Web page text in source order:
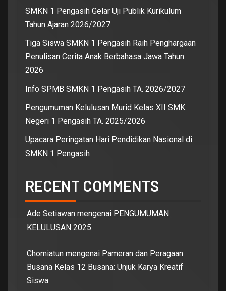
SMKN 1 Pengasih Gelar Uji Publik Kurikulum
Tahun Ajaran 2026/2027
Tiga Siswa SMKN 1 Pengasih Raih Penghargaan
Penulisan Cerita Anak Berbahasa Jawa Tahun
2026
Info SPMB SMKN 1 Pengasih TA. 2026/2027
Pengumuman Kelulusan Murid Kelas XII SMK
Negeri 1 Pengasih TA. 2025/2026
Upacara Peringatan Hari Pendidikan Nasional di
SMKN 1 Pengasih
RECENT COMMENTS
Ade Setiawan mengenai PENGUMUMAN
KELULUSAN 2025
Chomiatun mengenai Pameran dan Peragaan
Busana Kelas 12 Busana: Unjuk Karya Kreatif
Siswa